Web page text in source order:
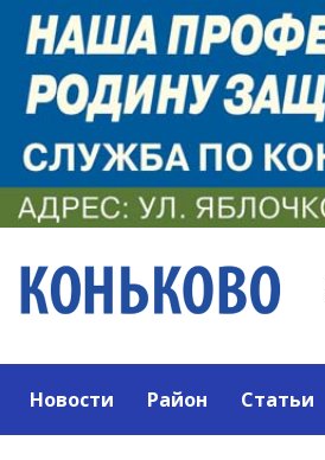
Новости Район Статьи